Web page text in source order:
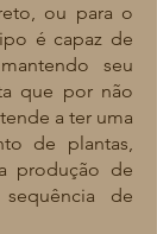
ou para o
é capaz de
seu
que por não
a ter uma
de plantas,
produção de
de